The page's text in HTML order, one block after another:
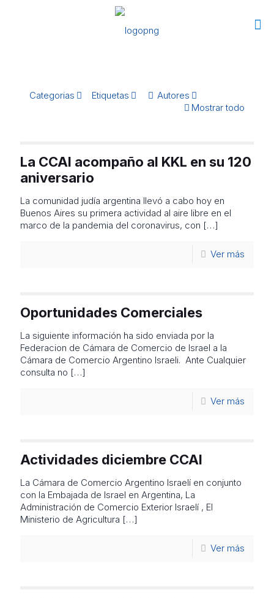
Categorias Etiquetas
Autores
Mostrar todo
La CCAI acompaño al KKL en su 120
aniversario
La comunidad judía argentina llevó a cabo hoy en
Buenos Aires su primera actividad al aire libre en el
marco de la pandemia del coronavirus, con […]
Ver más
Oportunidades Comerciales
La siguiente información ha sido enviada por la
Federacion de Cámara de Comercio de Israel a la
Cámara de Comercio Argentino Israeli. Ante Cualquier
consulta no […]
Ver más
Actividades diciembre CCAI
La Cámara de Comercio Argentino Israelí en conjunto
con la Embajada de Israel en Argentina, La
Administración de Comercio Exterior Israelí , El
Ministerio de Agricultura […]
Ver más